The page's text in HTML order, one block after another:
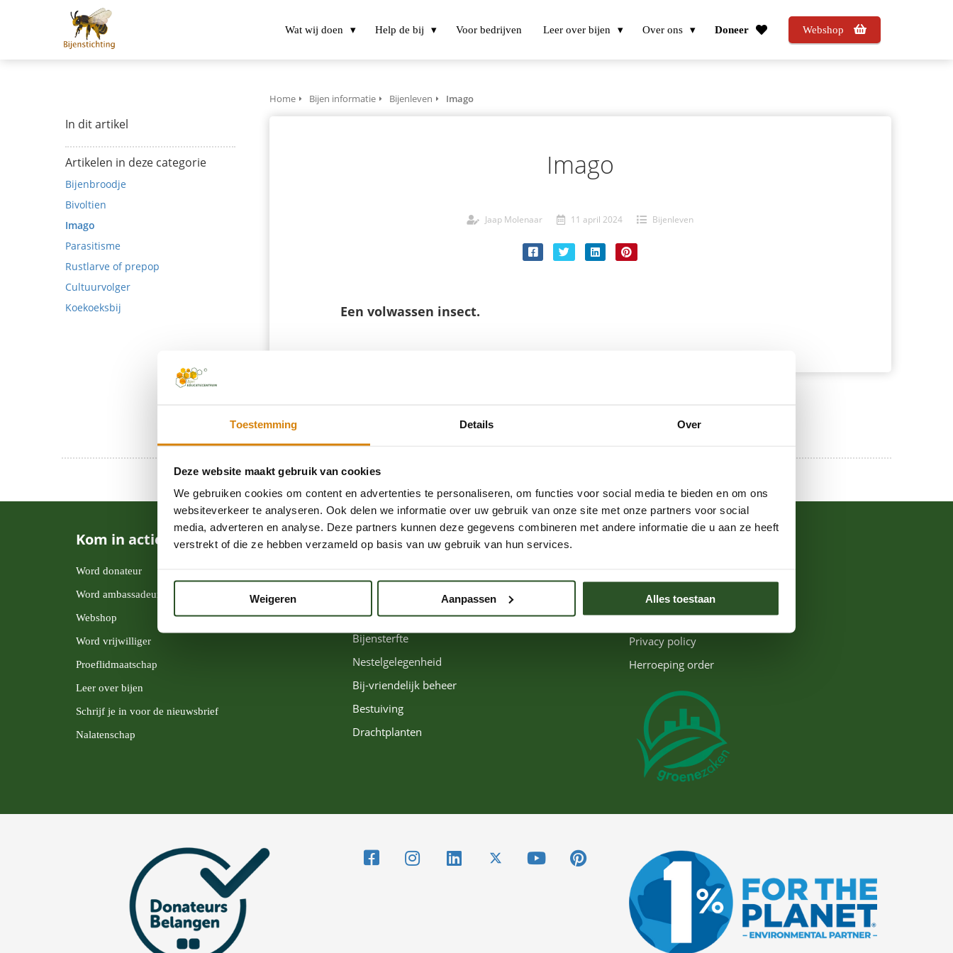
Toestemming Details Over
Deze website maakt gebruik van cookies
We gebruiken cookies om content en advertenties te personaliseren, om functies voor social media te bieden en om ons
websiteverkeer te analyseren. Ook delen we informatie over uw gebruik van onze site met onze partners voor social
media, adverteren en analyse. Deze partners kunnen deze gegevens combineren met andere informatie die u aan ze heeft
verstrekt of die ze hebben verzameld op basis van uw gebruik van hun services.
Weigeren Aanpassen Alles toestaan
Wat wij doen Help de bij Voor bedrijven Leer over bijen Over ons Doneer Webshop
In dit artikel
Artikelen in deze categorie
Bijenbroodje
Bivoltien
Imago
Parasitisme
Rustlarve of prepop
Cultuurvolger
Koekoeksbij
Home Bijen informatie Bijenleven Imago
Imago
Jaap Molenaar 11 april 2024 Bijenleven
Een volwassen insect.
Kom in actie
Word donateur
Word ambassadeur
Webshop
Word vrijwilliger
Proeflidmaatschap
Leer over bijen
Schrijf je in voor de nieuwsbrief
Nalatenschap
Word een bijenkenner
Honingbijen
Bijensterfte
Nestelgelegenheid
Bij-vriendelijk beheer
Bestuiving
Drachtplanten
Veelgestelde vragen
Wat we doen
Privacy policy
Herroeping order